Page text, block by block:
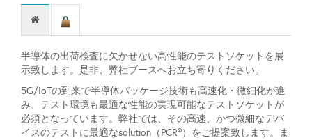
半導体の出荷検査に欠かせない高性能のテストソケットを展
示致します。是非、弊社ブースへお立ち寄りください。
5G/IoTの到来で半導体パッケージ技術も高速化・微細化が進
み、テスト環境も最適な性能の実現可能なテストソケットが
必須となっています。弊社では、その高速、かつ微細なデバ
イスのテストに最適なsolution（PCR®）をご提案致します。ま